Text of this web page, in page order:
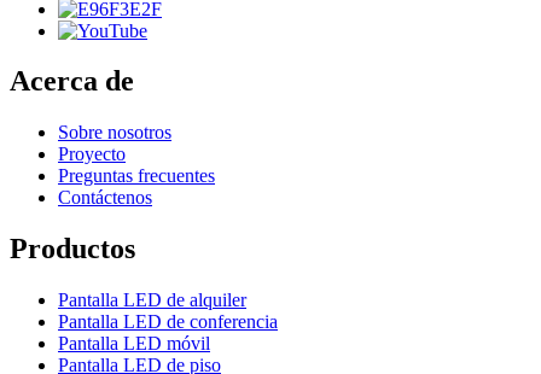
Acerca de
Sobre nosotros
Proyecto
Preguntas frecuentes
Contáctenos
Productos
Pantalla LED de alquiler
Pantalla LED de conferencia
Pantalla LED móvil
Pantalla LED de piso